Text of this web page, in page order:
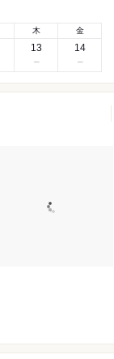
木
13
金
14